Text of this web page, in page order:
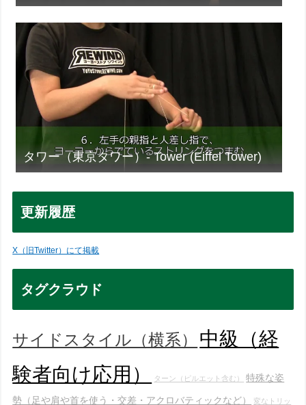
タワー（東京タワー）- Tower (Eiffel Tower)
更新履歴
X（旧Twitter）にて掲載
タグクラウド
サイドスタイル（横系）
中級（経
験者向け応用）
ターン（ピルエット含む） 特殊な姿
勢（足や肩や首を使う・交差・アクロバティックなど） 変なトリッ